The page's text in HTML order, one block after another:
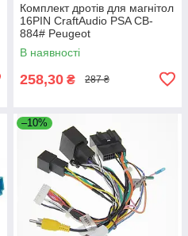
Комплект дротів для магнітол
16PIN CraftAudio PSA CB-
884# Peugeot
В наявності
258,30 ₴ 287 ₴
–10%